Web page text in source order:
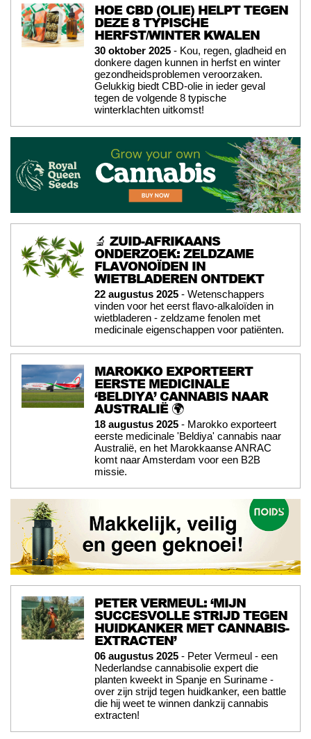
HOE CBD (OLIE) HELPT TEGEN
DEZE 8 TYPISCHE
HERFST/WINTER KWALEN
30 oktober 2025 - Kou, regen, gladheid en
donkere dagen kunnen in herfst en winter
gezondheidsproblemen veroorzaken.
Gelukkig biedt CBD-olie in ieder geval
tegen de volgende 8 typische
winterklachten uitkomst!
🔬 ZUID-AFRIKAANS
ONDERZOEK: ZELDZAME
FLAVONOÏDEN IN
WIETBLADEREN ONTDEKT
22 augustus 2025 - Wetenschappers
vinden voor het eerst flavo-alkaloïden in
wietbladeren - zeldzame fenolen met
medicinale eigenschappen voor patiënten.
MAROKKO EXPORTEERT
EERSTE MEDICINALE
‘BELDIYA’ CANNABIS NAAR
AUSTRALIË 🌍
18 augustus 2025 - Marokko exporteert
eerste medicinale 'Beldiya' cannabis naar
Australië, en het Marokkaanse ANRAC
komt naar Amsterdam voor een B2B
missie.
PETER VERMEUL: ‘MIJN
SUCCESVOLLE STRIJD TEGEN
HUIDKANKER MET CANNABIS-
EXTRACTEN’
06 augustus 2025 - Peter Vermeul - een
Nederlandse cannabisolie expert die
planten kweekt in Spanje en Suriname -
over zijn strijd tegen huidkanker, een battle
die hij weet te winnen dankzij cannabis
extracten!